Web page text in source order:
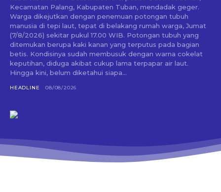
Kecamatan Palang, Kabupaten Tuban, mendadak geger.
Warga dikejutkan dengan penemuan potongan tubuh
manusia di tepi laut, tepat di belakang rumah warga, Jumat
(7/8/2026) sekitar pukul 17.00 WIB. Potongan tubuh yang
ditemukan berupa kaki kanan yang terputus pada bagian
betis. Kondisinya sudah membusuk dengan warna cokelat
keputihan, diduga akibat cukup lama terpapar air laut.
Hingga kini, belum diketahui siapa...
HEADLINE 08/08/2026